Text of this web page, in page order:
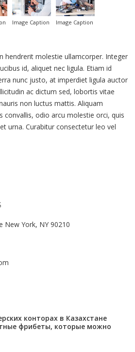
Image Caption Image Caption
hendrerit molestie ullamcorper. Integer
id, aliquet nec ligula. Etiam id
nunc justo, at imperdiet ligula auctor
ac dictum sed, lobortis vitae
non luctus mattis. Aliquam
convallis, odio arcu molestie orci, quis
urna. Curabitur consectetur leo vel
New York, NY 90210
конторах в Казахстане
фрибеты, которые можно